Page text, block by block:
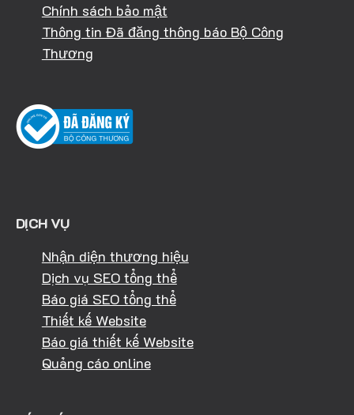
Chính sách bảo mật
Thông tin Đã đăng thông báo Bộ Công
Thương
DỊCH VỤ
Nhận diện thương hiệu
Dịch vụ SEO tổng thể
Báo giá SEO tổng thể
Thiết kế Website
Báo giá thiết kế Website
Quảng cáo online